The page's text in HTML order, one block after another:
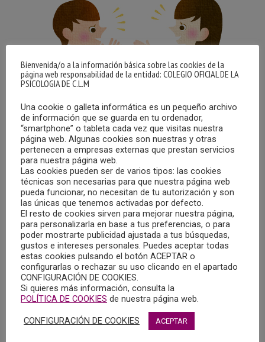
Ya puedes escuchar el programa “Cita con la Psicología”
emitido en Radio Chinchilla el sábado, 8 de octubre de
2022, que llevó por título “Recomendaciones para mejorar
la comunicación con los demás (asertividad y empatía)”, y
en el que intervino, Catalina Fuster Bennasar, Psicóloga y
miembro de la Junta de Gobierno del Colegio Oficial de la
Psicología de Castilla-La Mancha.
El Colegio Oficial de la Psicología de Castilla-La Mancha
colabora con Radio Chinchilla en el magazine “Quiero estar
contigo” donde cada semana se abordan temáticas y
Bienvenida/o a la información básica sobre las cookies de la
página web responsabilidad de la entidad: COLEGIO OFICIAL DE LA
PSICOLOGIA DE C.L.M
Una cookie o galleta informática es un pequeño archivo
de información que se guarda en tu ordenador,
“smartphone” o tableta cada vez que visitas nuestra
página web. Algunas cookies son nuestras y otras
pertenecen a empresas externas que prestan servicios
para nuestra página web.
Las cookies pueden ser de varios tipos: las cookies
técnicas son necesarias para que nuestra página web
pueda funcionar, no necesitan de tu autorización y son
las únicas que tenemos activadas por defecto.
El resto de cookies sirven para mejorar nuestra página,
para personalizarla en base a tus preferencias, o para
poder mostrarte publicidad ajustada a tus búsquedas,
gustos e intereses personales. Puedes aceptar todas
estas cookies pulsando el botón ACEPTAR o
configurarlas o rechazar su uso clicando en el apartado
CONFIGURACIÓN DE COOKIES.
Si quieres más información, consulta la
POLÍTICA DE COOKIES de nuestra página web.
CONFIGURACIÓN DE COOKIES ACEPTAR